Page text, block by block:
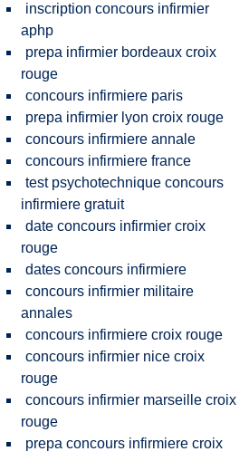
inscription concours infirmier
aphp
prepa infirmier bordeaux croix
rouge
concours infirmiere paris
prepa infirmier lyon croix rouge
concours infirmiere annale
concours infirmiere france
test psychotechnique concours
infirmiere gratuit
date concours infirmier croix
rouge
dates concours infirmiere
concours infirmier militaire
annales
concours infirmiere croix rouge
concours infirmier nice croix
rouge
concours infirmier marseille croix
rouge
prepa concours infirmiere croix